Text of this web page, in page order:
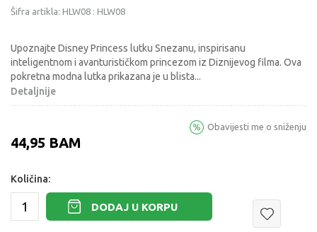
Šifra artikla: HLW08 : HLW08
Upoznajte Disney Princess lutku Snezanu, inspirisanu
inteligentnom i avanturističkom princezom iz Diznijevog filma. Ova
pokretna modna lutka prikazana je u blista...
Detaljnije
44,95 BAM
Obavijesti me o sniženju
Količina:
DODAJ U KORPU